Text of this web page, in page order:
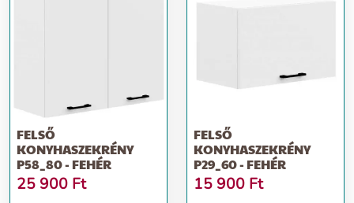
FELSŐ
KONYHASZEKRÉNY
P58_80 - FEHÉR
25 900 Ft
FELSŐ
KONYHASZEKRÉNY
P29_60 - FEHÉR
15 900 Ft